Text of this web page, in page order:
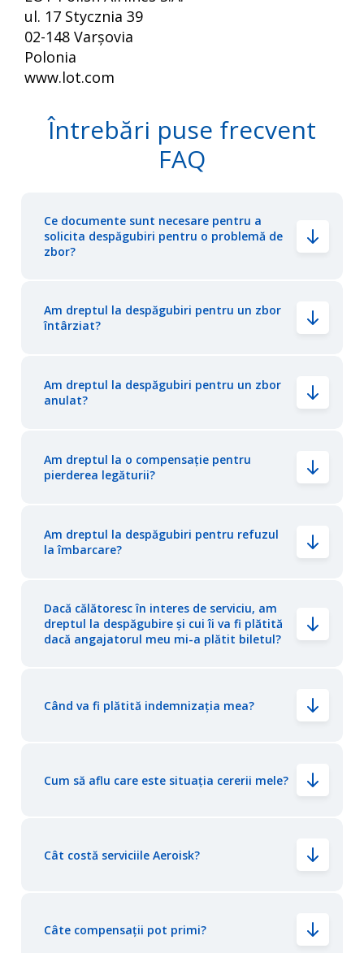
ul. 17 Stycznia 39
02-148 Varșovia
Polonia
www.lot.com
Întrebări puse frecvent
FAQ
Ce documente sunt necesare pentru a
solicita despăgubiri pentru o problemă de
zbor?
Am dreptul la despăgubiri pentru un zbor
întârziat?
Am dreptul la despăgubiri pentru un zbor
anulat?
Am dreptul la o compensație pentru
pierderea legăturii?
Am dreptul la despăgubiri pentru refuzul
la îmbarcare?
Dacă călătoresc în interes de serviciu, am
dreptul la despăgubire și cui îi va fi plătită
dacă angajatorul meu mi-a plătit biletul?
Când va fi plătită indemnizația mea?
Cum să aflu care este situația cererii mele?
Cât costă serviciile Aeroisk?
Câte compensații pot primi?